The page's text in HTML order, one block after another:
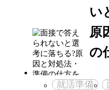
い
原
の
就活準備